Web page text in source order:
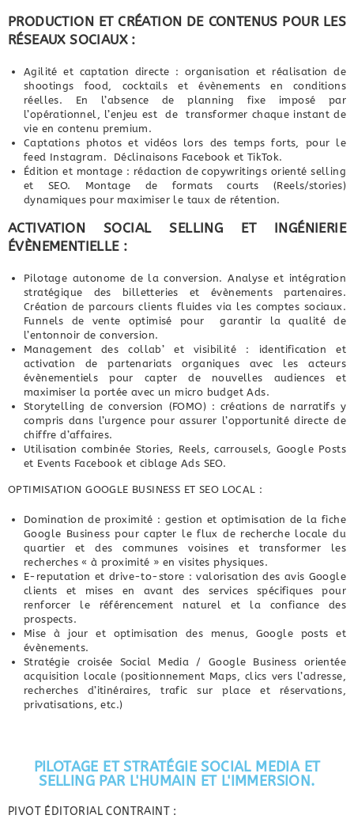
PRODUCTION ET CRÉATION DE CONTENUS POUR LES
RÉSEAUX SOCIAUX :
Agilité et captation directe : organisation et réalisation de
shootings food, cocktails et évènements en conditions
réelles. En l’absence de planning fixe imposé par
l’opérationnel, l’enjeu est de transformer chaque instant de
vie en contenu premium.
Captations photos et vidéos lors des temps forts, pour le
feed Instagram. Déclinaisons Facebook et TikTok.
Édition et montage : rédaction de copywritings orienté selling
et SEO. Montage de formats courts (Reels/stories)
dynamiques pour maximiser le taux de rétention.
ACTIVATION SOCIAL SELLING ET INGÉNIERIE
ÉVÈNEMENTIELLE :
Pilotage autonome de la conversion. Analyse et intégration
stratégique des billetteries et évènements partenaires.
Création de parcours clients fluides via les comptes sociaux.
Funnels de vente optimisé pour garantir la qualité de
l’entonnoir de conversion.
Management des collab’ et visibilité : identification et
activation de partenariats organiques avec les acteurs
évènementiels pour capter de nouvelles audiences et
maximiser la portée avec un micro budget Ads.
Storytelling de conversion (FOMO) : créations de narratifs y
compris dans l’urgence pour assurer l’opportunité directe de
chiffre d’affaires.
Utilisation combinée Stories, Reels, carrousels, Google Posts
et Events Facebook et ciblage Ads SEO.
OPTIMISATION GOOGLE BUSINESS ET SEO LOCAL :
Domination de proximité : gestion et optimisation de la fiche
Google Business pour capter le flux de recherche locale du
quartier et des communes voisines et transformer les
recherches « à proximité » en visites physiques.
E-reputation et drive-to-store : valorisation des avis Google
clients et mises en avant des services spécifiques pour
renforcer le référencement naturel et la confiance des
prospects.
Mise à jour et optimisation des menus, Google posts et
évènements.
Stratégie croisée Social Media / Google Business orientée
acquisition locale (positionnement Maps, clics vers l’adresse,
recherches d’itinéraires, trafic sur place et réservations,
privatisations, etc.)
PILOTAGE ET STRATÉGIE SOCIAL MEDIA ET
SELLING PAR L'HUMAIN ET L'IMMERSION.
PIVOT ÉDITORIAL CONTRAINT :